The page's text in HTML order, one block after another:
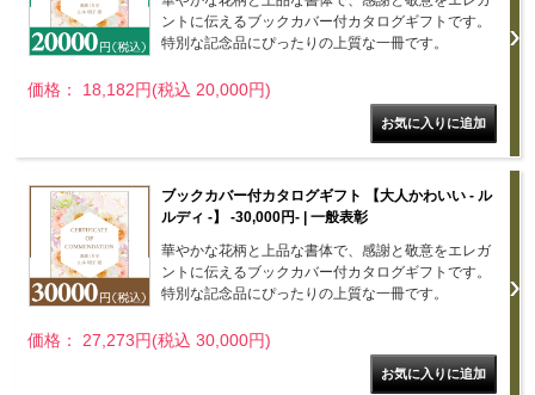
ントに伝えるブックカバー付カタログギフトです。
特別な記念品にぴったりの上質な一冊です。
価格： 18,182円(税込 20,000円)
ブックカバー付カタログギフト 【大人かわいい - ル
ルディ -】 -30,000円- | 一般表彰
華やかな花柄と上品な書体で、感謝と敬意をエレガ
ントに伝えるブックカバー付カタログギフトです。
特別な記念品にぴったりの上質な一冊です。
価格： 27,273円(税込 30,000円)